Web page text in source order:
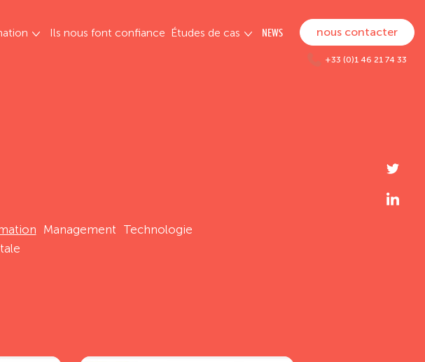
nous contacter
+33 (0)1 46 21 74 33
Ils nous font confiance Études de cas NEWS
Management Technologie